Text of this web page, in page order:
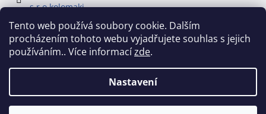
Tento web používá soubory cookie. Dalším
procházením tohoto webu vyjadřujete souhlas s jejich
používáním.. Více informacízde.
Nastavení
s.r.o.kolomaki
Youtube kanál - Kolomaki